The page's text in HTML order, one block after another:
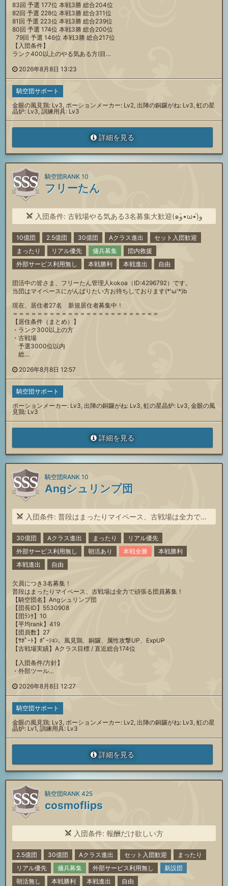
83回 予選 177位 本戦3勝 総合204位
82回 予選 228位 本戦3勝 総合311位
81回 予選 223位 本戦3勝 総合239位
80回 予選 174位 本戦3勝 総合200位
79回 予選 146位 本戦3勝 総合217位
【入団条件】
ランク400以上のやる気ある方(目…
2026年8月8日 13:23
騎空団サポート
金眼の風見鶏: Lv3, ポーションメーカー: Lv2, 出陣の銅鑼がね: Lv3, 虹の星
晶炉: Lv3, 訓練用具: Lv3
詳細を見る
フリーたん
騎空団RANK 10
入団条件: 古戦場やる気ある3名募集大歓迎(๑و•̀ω•́)و
10億団 2.5億団 30億団 Aクラス進出
セット入団歓迎
まったり
リアル優先 傭兵募集
団内救援
外部サービス利用無し
本戦勝利 本戦進出 自由
団活中の皆さま、フリーたん管理人kokoa（ID:4296792）です。
当団はマイペースにがんばりたい方お待ちしております(*'ω'*)b
現在、居住者27名 新規居住者募集中！
＝＝＝＝＝＝＝＝＝＝＝＝＝＝＝＝＝＝＝＝＝＝＝＝
【居住条件（まとめ）】
・ランク300以上の方
・古戦場
予選3000位以内
総…
2026年8月8日 12:57
騎空団サポート
ポーションメーカー: Lv3, 出陣の銅鑼がね: Lv3, 虹の星晶炉: Lv3, 金眼の風
見鶏: Lv3
詳細を見る
Angシュリンプ団
騎空団RANK 10
入団条件: 普段はまったりマイペース、古戦場は全力で頑張る団員募集！
30億団 Aクラス進出 まったり
リアル優先
外部サービス利用無し
朝活あり 本戦全勝
本戦勝利
本戦進出
自由
欠員につき3名募集！
普段はまったりマイペース、古戦場は全力で頑張る団員募集！
【騎空団名】Angシュリンプ団
【団長ID】5530908
【団ﾗﾝｸ】10
【平均rank】419
【団員数】27
【ｻﾎﾟｰﾄ】ﾎﾟｰｼｮﾝ、風見鶏、銅鑼、属性攻撃UP、ExpUP
【古戦場実績】Aクラス目標 / 直近総合174位
【入団条件/方針】
・外部ツール…
2026年8月8日 12:27
騎空団サポート
金眼の風見鶏: Lv3, ポーションメーカー: Lv2, 出陣の銅鑼がね: Lv3, 虹の星
晶炉: Lv1, 訓練用具: Lv3
詳細を見る
cosmoflips
騎空団RANK 425
入団条件: 報酬だけ欲しい方
2.5億団 30億団 Aクラス進出 セット入団歓迎
まったり
リアル優先
傭兵募集 外部サービス利用無し
新設団
朝活無し
本戦勝利 本戦進出 自由